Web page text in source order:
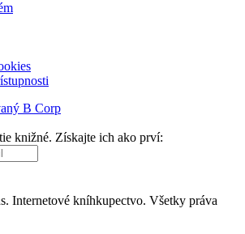
B Corp
knižné. Získajte ich ako prví:
Internetové kníhkupectvo. Všetky práva